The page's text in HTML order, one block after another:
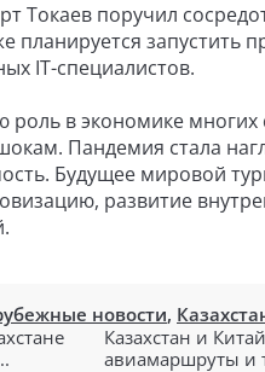
Токаев поручил
планируется
IT-специалистов.
роль в экономике
Пандемия стала
Будущее мировой
развитие
новости,
Казахстан и
авиамаршруты и